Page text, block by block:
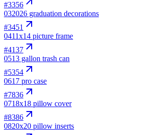
#3356
032026 graduation decorations
#3451
0411x14 picture frame
#4137
0513 gallon trash can
#5354
0617 pro case
#7836
0718x18 pillow cover
#8386
0820x20 pillow inserts